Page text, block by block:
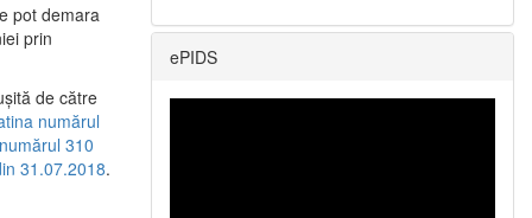
pot demara
prin
de către
numărul
310
31.07.2018.
ePIDS